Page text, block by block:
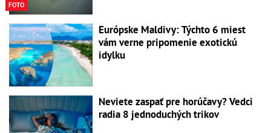
FOTO
Európske Maldivy: Týchto 6 miest
vám verne pripomenie exotickú
idylku
Neviete zaspať pre horúčavy? Vedci
radia 8 jednoduchých trikov